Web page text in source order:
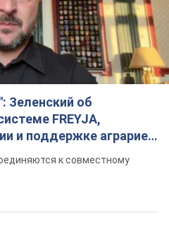
Зеленский об
FREYJA,
и поддержке аграриев.
к совместному